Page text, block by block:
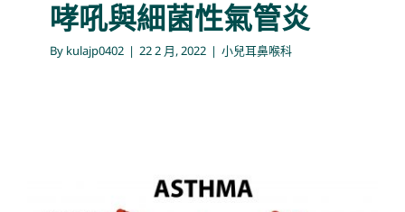
哮吼與細菌性氣管炎
By kulajp0402 | 22 2 月, 2022 | 小兒耳鼻喉科